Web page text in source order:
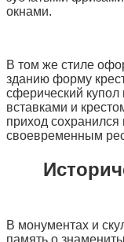
окнами.
В том же стиле
зданию форму
сферический купол
вставками и
приход сохранился
своевременным
В монументах и
память о